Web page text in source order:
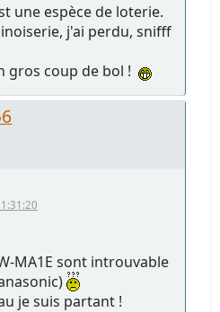
une espèce de loterie.
j'ai perdu, snifff
gros coup de bol !
MA1E sont introuvable
je suis partant !